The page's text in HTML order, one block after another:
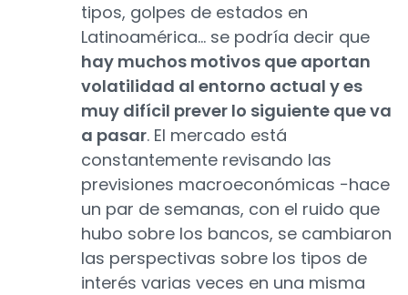
tipos, golpes de estados en
Latinoamérica… se podría decir que
hay muchos motivos que aportan
volatilidad al entorno actual y es
muy difícil prever lo siguiente que va
a pasar. El mercado está
constantemente revisando las
previsiones macroeconómicas −hace
un par de semanas, con el ruido que
hubo sobre los bancos, se cambiaron
las perspectivas sobre los tipos de
interés varias veces en una misma